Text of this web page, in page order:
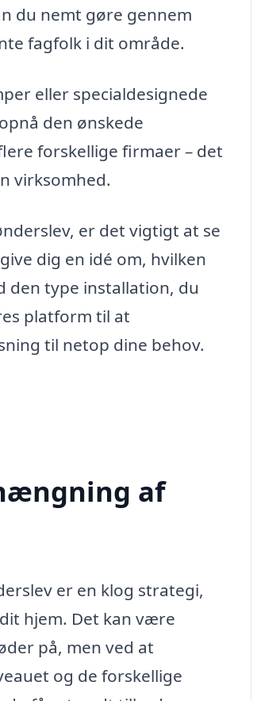
du nemt gøre gennem
fagfolk i dit område.
eller specialdesignede
den ønskede
forskellige firmaer – det
virksomhed.
er det vigtigt at se
dig en idé om, hvilken
den type installation, du
platform til at
til netop dine behov.
af
er en klog strategi,
hjem. Det kan være
på, men ved at
og de forskellige